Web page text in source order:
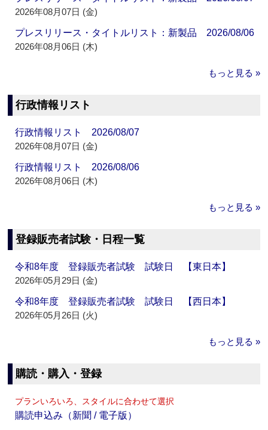
2026年08月07日 (金)
プレスリリース・タイトルリスト：新製品 2026/08/06
2026年08月06日 (木)
もっと見る »
行政情報リスト
行政情報リスト 2026/08/07
2026年08月07日 (金)
行政情報リスト 2026/08/06
2026年08月06日 (木)
もっと見る »
登録販売者試験・日程一覧
令和8年度 登録販売者試験 試験日 【東日本】
2026年05月29日 (金)
令和8年度 登録販売者試験 試験日 【西日本】
2026年05月26日 (火)
もっと見る »
購読・購入・登録
プランいろいろ、スタイルに合わせて選択
購読申込み（新聞 / 電子版）